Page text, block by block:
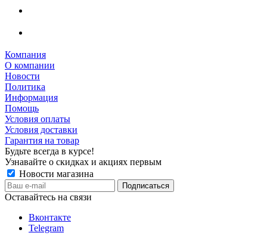
Компания
О компании
Новости
Политика
Информация
Помощь
Условия оплаты
Условия доставки
Гарантия на товар
Будьте всегда в курсе!
Узнавайте о скидках и акциях первым
Новости магазина
Оставайтесь на связи
Вконтакте
Telegram